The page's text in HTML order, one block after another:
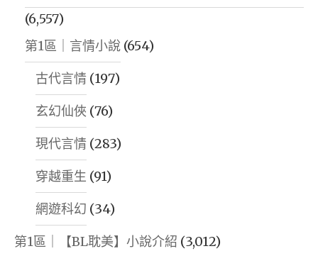
(6,557)
第1區｜言情小說 (654)
古代言情 (197)
玄幻仙俠 (76)
現代言情 (283)
穿越重生 (91)
網遊科幻 (34)
第1區｜【BL耽美】小說介紹 (3,012)